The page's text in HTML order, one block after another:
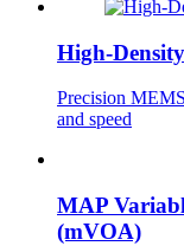
High-
Precision
and speed
MAP
(mVOA)